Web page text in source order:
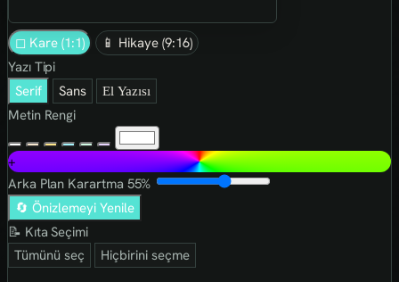
◻ Kare (1:1)
📱 Hikaye (9:16)
Yazı Tipi
Serif
Sans El Yazısı
Metin Rengi
+
Arka Plan Karartma 55%
🔄 Önizlemeyi Yenile
📝 Kıta Seçimi
Tümünü seç
Hiçbirini seçme